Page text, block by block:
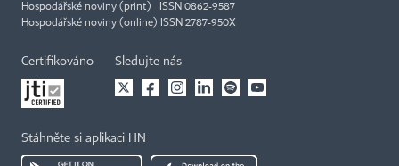
Hospodářské noviny (print) ISSN 0862-9587
Hospodářské noviny (online) ISSN 2787-950X
Certifikováno Sledujte nás
Stáhněte si aplikaci HN